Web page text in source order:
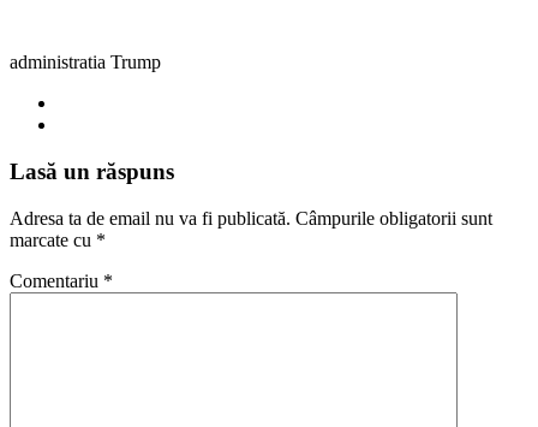
administratia Trump
Lasă un răspuns
Adresa ta de email nu va fi publicată. Câmpurile obligatorii sunt
marcate cu *
Comentariu *